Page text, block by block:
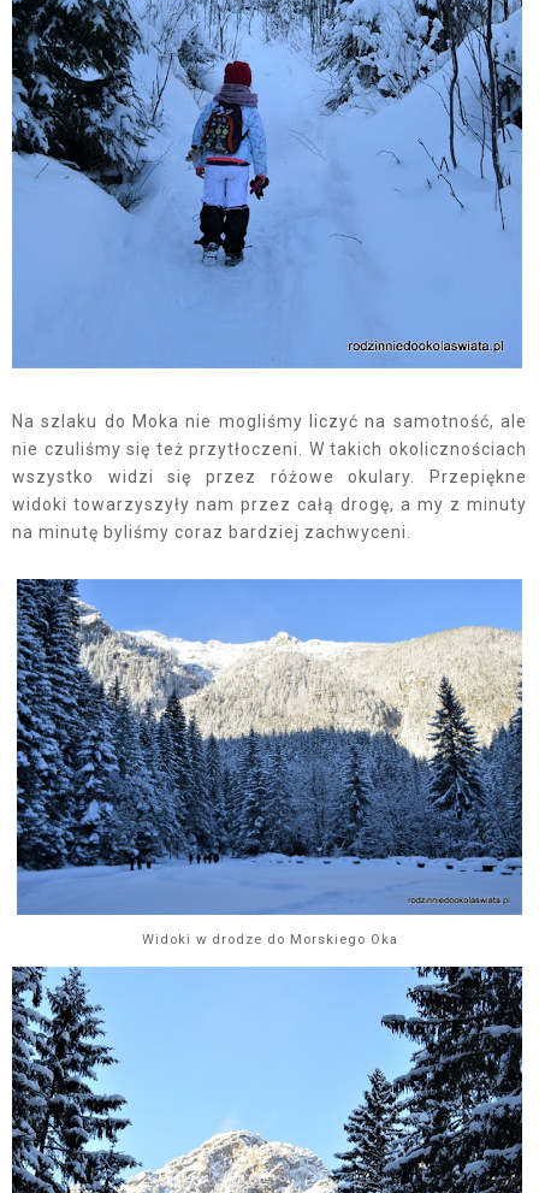
Na szlaku do Moka nie mogliśmy liczyć na samotność, ale
nie czuliśmy się też przytłoczeni. W takich okolicznościach
wszystko widzi się przez różowe okulary. Przepiękne
widoki towarzyszyły nam przez całą drogę, a my z minuty
na minutę byliśmy coraz bardziej zachwyceni.
Widoki w drodze do Morskiego Oka